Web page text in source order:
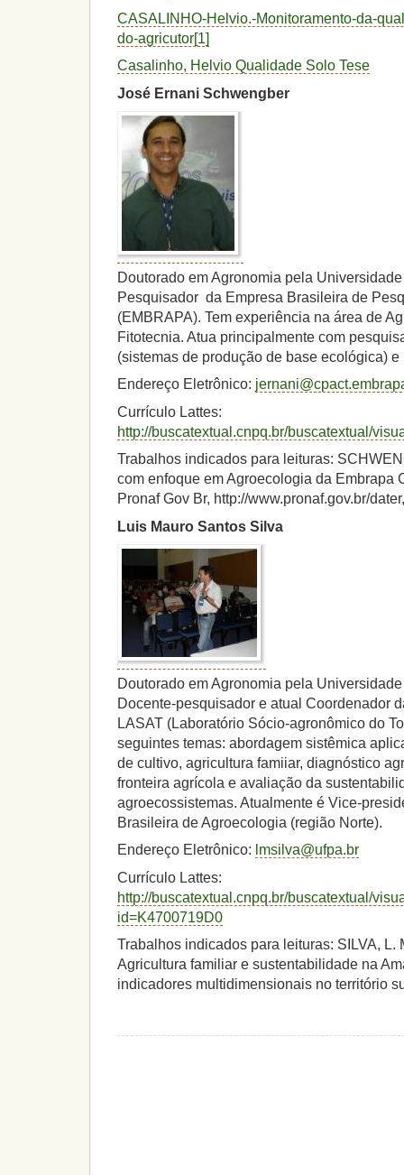
CASALINHO-Helvio.-Monitoramento-da-
do-agricutor[1]
Casalinho, Helvio Qualidade Solo Tese
José Ernani Schwengber
Doutorado em Agronomia pela
Pesquisador da Empresa Brasileira de
(EMBRAPA). Tem experiência na área de
Fitotecnia. Atua principalmente com
(sistemas de produção de base ecológica) e
Endereço Eletrônico:
Currículo Lattes:
http://buscatextual.cnpq.br/buscatextual/
Trabalhos indicados para leituras:
com enfoque em Agroecologia da Embrapa
Pronaf Gov Br, http://www.pronaf.gov.br/
Luis Mauro Santos Silva
Doutorado em Agronomia pela
Docente-pesquisador e atual Coordenador
LASAT (Laboratório Sócio-agronômico do
seguintes temas: abordagem sistêmica
de cultivo, agricultura famiiar, diagnóstico
fronteira agrícola e avaliação da
agroecossistemas. Atualmente é Vice-
Brasileira de Agroecologia (região Norte).
Endereço Eletrônico: lmsilva@ufpa.br
Currículo Lattes:
http://buscatextual.cnpq.br/buscatextual/
id=K4700719D0
Trabalhos indicados para leituras: SILVA, L.
Agricultura familiar e sustentabilidade na
indicadores multidimensionais no território